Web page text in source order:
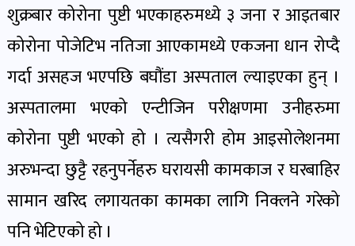
पर्यटन
खबर
पोष्ट
खबर
पोष्ट
बिपद-
शुक्रबार कोरोना पुष्टी भएकाहरुमध्ये ३ जना र आइतबार
कोरोना पोजेटिभ नतिजा आएकामध्ये एकजना धान रोप्दै
गर्दा असहज भएपछि बघौंडा अस्पताल ल्याइएका हुन् ।
अस्पतालमा भएको एन्टीजिन परीक्षणमा उनीहरुमा
कोरोना पुष्टी भएको हो । त्यसैगरी होम आइसोलेशनमा
अरुभन्दा छुट्टै रहनुपर्नेहरु घरायसी कामकाज र घरबाहिर
सामान खरिद लगायतका कामका लागि निक्लने गरेको
पनि भेटिएको हो ।